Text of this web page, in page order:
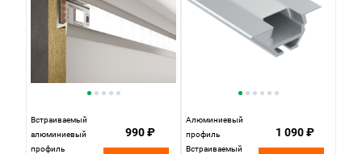
Встраиваемый
алюминиевый
профиль
990 ₽
Алюминиевый
профиль
Встраиваемый
1 090 ₽